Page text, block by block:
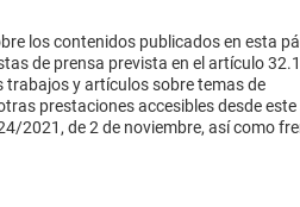
los contenidos publicados en esta
de prensa prevista en el artículo 32.1
trabajos y artículos sobre temas de
prestaciones accesibles desde
2021, de 2 de noviembre, así como